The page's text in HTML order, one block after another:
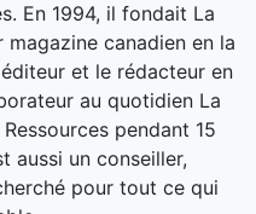
En 1994, il fondait La
magazine canadien en la
et le rédacteur en
au quotidien La
pendant 15
aussi un conseiller,
pour tout ce qui